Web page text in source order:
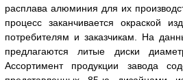
расплава алюминия для их
процесс заканчивается окраской
потребителям и заказчикам. На
предлагаются литые диски
Ассортимент продукции завода